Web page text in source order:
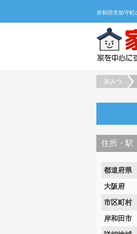
家みつ
住所・駅
都道府県
大阪府
市区町村
岸和田市